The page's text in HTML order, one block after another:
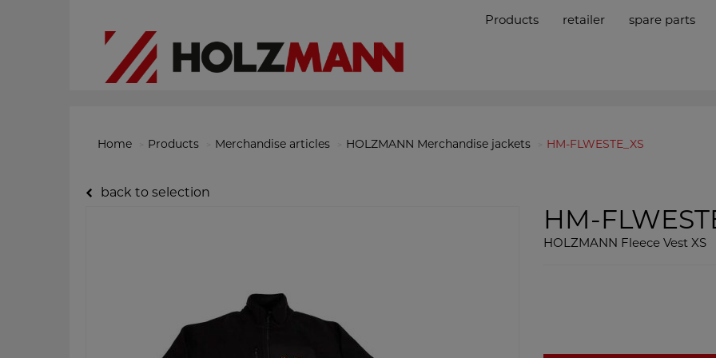
Products retailer spare parts
Home Products Merchandise articles HOLZMANN Merchandise jackets HM-FLWESTE_XS
back to selection
HM-
HOLZMANN Fleece Vest XS